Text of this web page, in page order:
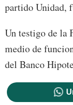
partido Unidad,
Un testigo de la
medio de
del Banco